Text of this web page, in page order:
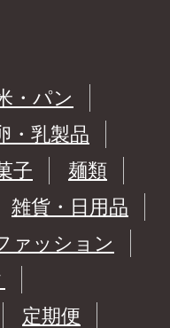
・パン
・乳製品
子
麺類
雑貨・日用品
ァッション
定期便